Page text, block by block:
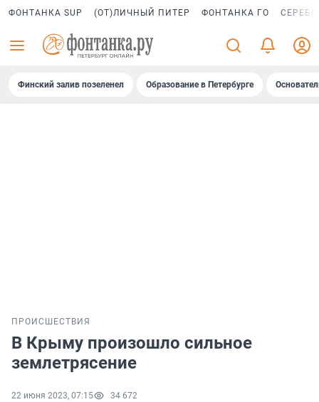
ФОНТАНКА SUP (ОТ)ЛИЧНЫЙ ПИТЕР ФОНТАНКА ГО
Финский залив позеленел Образование в Петербурге
ПРОИСШЕСТВИЯ
В Крыму произошло сильное
землетрясение
22 июня 2023, 07:15 34 672